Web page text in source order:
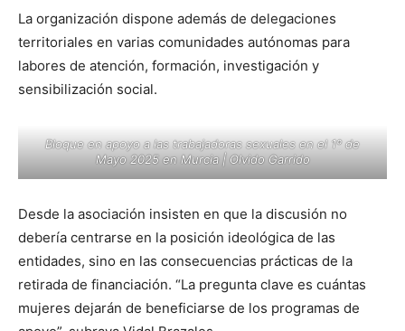
La organización dispone además de delegaciones
territoriales en varias comunidades autónomas para
labores de atención, formación, investigación y
sensibilización social.
Bloque en apoyo a las trabajadoras sexuales en el 1º de
Mayo 2025 en Murcia | Olvido Garrido
Desde la asociación insisten en que la discusión no
debería centrarse en la posición ideológica de las
entidades, sino en las consecuencias prácticas de la
retirada de financiación. “La pregunta clave es cuántas
mujeres dejarán de beneficiarse de los programas de